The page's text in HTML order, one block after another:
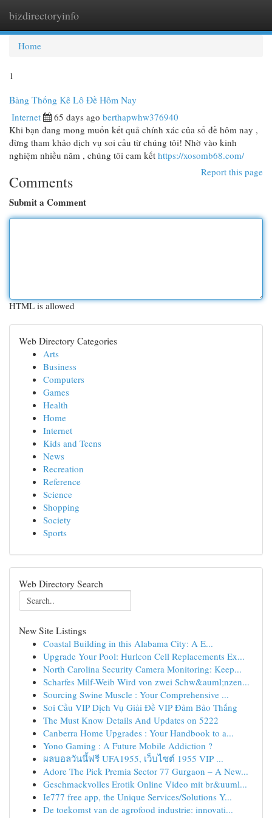
bizdirectoryinfo
Home
1
Bảng Thống Kê Lô Đề Hôm Nay
Internet 65 days ago berthapwhw376940
Khi bạn đang mong muốn kết quả chính xác của số đề hôm nay ,
đừng tham khảo dịch vụ soi cầu từ chúng tôi! Nhờ vào kinh
nghiệm nhiều năm , chúng tôi cam kết https://xosomb68.com/
Report this page
Comments
Submit a Comment
HTML is allowed
Web Directory Categories
Arts
Business
Computers
Games
Health
Home
Internet
Kids and Teens
News
Recreation
Reference
Science
Shopping
Society
Sports
Web Directory Search
New Site Listings
Coastal Building in this Alabama City: A E...
Upgrade Your Pool: Hurlcon Cell Replacements Ex...
North Carolina Security Camera Monitoring: Keep...
Scharfes Milf-Weib Wird von zwei Schw&auml;nzen...
Sourcing Swine Muscle : Your Comprehensive ...
Soi Cầu VIP Dịch Vụ Giải Đề VIP Đảm Bảo Thắng
The Must Know Details And Updates on 5222
Canberra Home Upgrades : Your Handbook to a...
Yono Gaming : A Future Mobile Addiction ?
ผลบอลวันนี้ฟรี UFA1955, เว็บไซต์ 1955 VIP ...
Adore The Pick Premia Sector 77 Gurgaon – A New...
Geschmackvolles Erotik Online Video mit br&uuml...
Ie777 free app, the Unique Services/Solutions Y...
De toekomst van de agrofood industrie: innovati...